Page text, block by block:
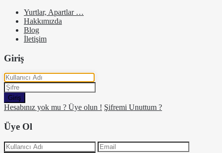
Yurtlar, Apartlar …
Hakkımızda
Blog
İletişim
Giriş
Giriş
Hesabınız yok mu ? Üye olun ! Şifremi Unuttum ?
Üye Ol